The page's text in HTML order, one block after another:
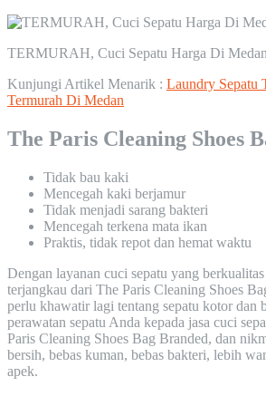
TERMURAH, Cuci Sepatu Harga Di Medan
Kunjungi Artikel Menarik : Laundry Sepatu
Termurah Di Medan
The Paris Cleaning Shoes
Tidak bau kaki
Mencegah kaki berjamur
Tidak menjadi sarang bakteri
Mencegah terkena mata ikan
Praktis, tidak repot dan hemat waktu
Dengan layanan cuci sepatu yang
terjangkau dari The Paris Cleaning Shoes
perlu khawatir lagi tentang sepatu kotor dan
perawatan sepatu Anda kepada jasa cuci
Paris Cleaning Shoes Bag Branded, dan
bersih, bebas kuman, bebas bakteri, lebih
apek.